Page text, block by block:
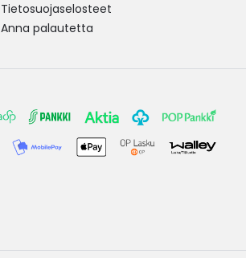
Tietosuojaselosteet
Anna palautetta